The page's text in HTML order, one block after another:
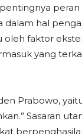
hal
faktor
yang
Prabowo,
Sasaran